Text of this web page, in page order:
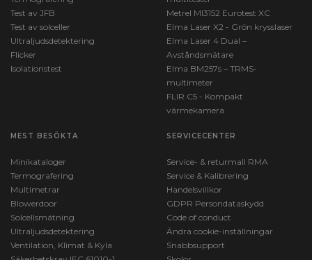
Test av JFB
Test av solceller
Ultraljudsdetektering
Flicker
Isolationstest
Metrel MI3152 Eurotest XC
Elma Laser X2 - Grön krysslaser
Elma Laser 4 Dual –
Avståndsmätare
Elma BM257s – TRMS-
multimeter
FLIR C5 - Kompakt
värmekamera
MEST BESÖKTA
Minikataloger
Termografering
Multimetrar
Blowerdoor
Solcellsmätning
Ultraljudsdetektering
Ventilation, Klimat & Kyla
SERVICECENTER
Service- & returmall RMA
Service & Kalibrering
Handelsvillkor
GDPR Persondataskydd
Code of conduct
Ändra cookie-inställningar
Snabbsupport